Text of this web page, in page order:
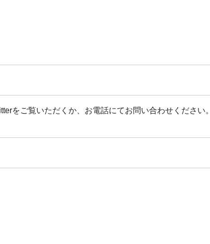
をご覧いただくか、お電話にてお問い合わせください。